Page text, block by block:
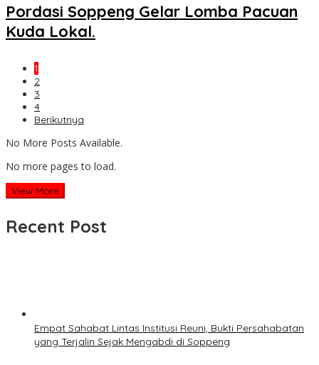
Pordasi Soppeng Gelar Lomba Pacuan
Kuda Lokal.
1
2
3
4
Berikutnya
No More Posts Available.
No more pages to load.
View More
Recent Post
Empat Sahabat Lintas Institusi Reuni, Bukti Persahabatan
yang Terjalin Sejak Mengabdi di Soppeng